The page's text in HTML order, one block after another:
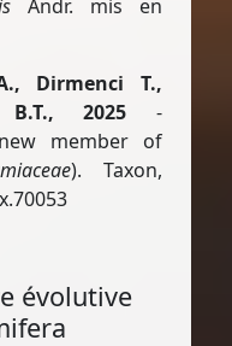
Andr. mis en
Dirmenci T.,
2025 -
member of
). Taxon,
évolutive